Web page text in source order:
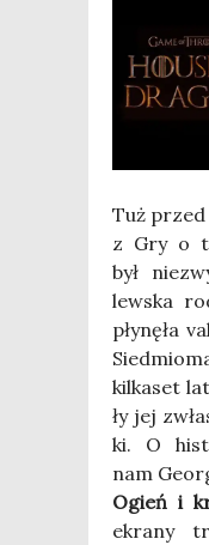
Tuż
z Gry o
był
lew­ska
pły­nę­ła
kil­ka­set
ły jej
ki. O
nam
Ogień i
ekra­ny